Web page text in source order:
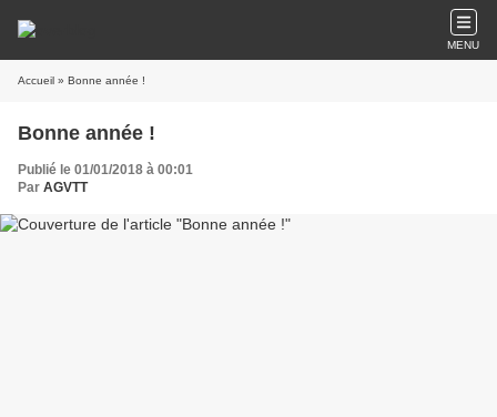
MENU
Accueil » Bonne année !
Bonne année !
Publié le 01/01/2018 à 00:01
Par AGVTT